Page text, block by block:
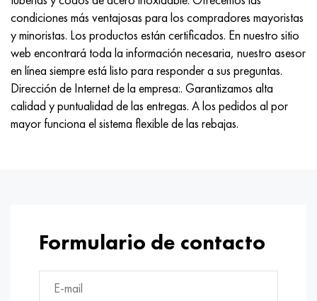
condiciones más ventajosas para los compradores mayoristas
y minoristas. Los productos están certificados. En nuestro sitio
web encontrará toda la información necesaria, nuestro asesor
en línea siempre está listo para responder a sus preguntas.
Dirección de Internet de la empresa:. Garantizamos alta
calidad y puntualidad de las entregas. A los pedidos al por
mayor funciona el sistema flexible de las rebajas.
Formulario de contacto